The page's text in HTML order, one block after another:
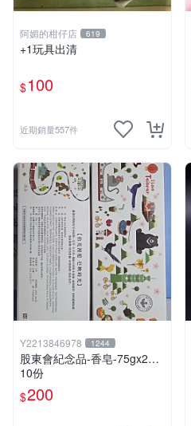
阿媚的柑仔店 619
+1玩具出清
$100
近期銷量557件
Y2213846978 1244
股東會紀念品-香皂-75gx2…
10份
$200